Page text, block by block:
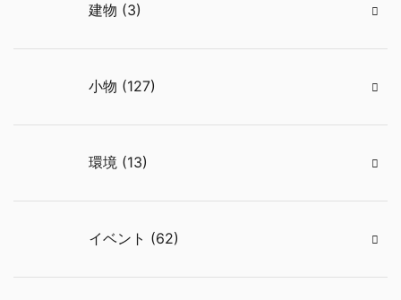
建物 (3)
小物 (127)
環境 (13)
イベント (62)